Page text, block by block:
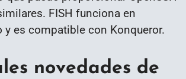
FISH funciona en
y es compatible con Konqueror.
novedades de